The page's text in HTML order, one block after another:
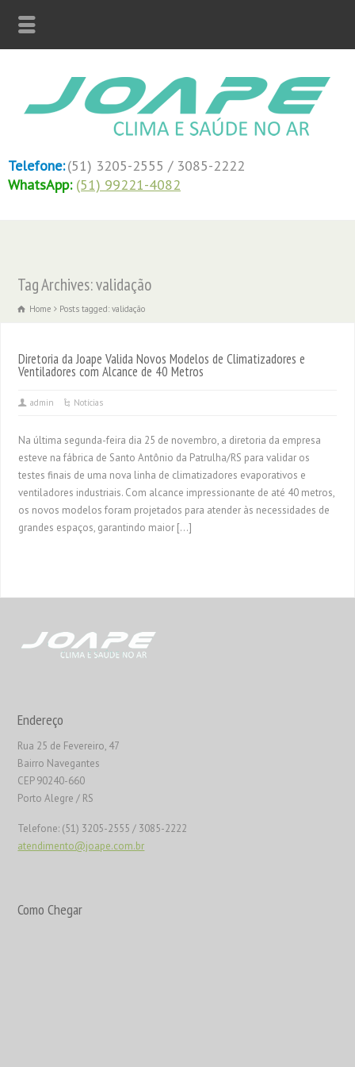
Telefone:(51) 3205-2555 / 3085-2222
WhatsApp: (51) 99221-4082
Tag Archives: validação
Home Posts tagged: validação
Diretoria da Joape Valida Novos Modelos de Climatizadores e
Ventiladores com Alcance de 40 Metros
admin Notícias
Na última segunda-feira dia 25 de novembro, a diretoria da empresa
esteve na fábrica de Santo Antônio da Patrulha/RS para validar os
testes finais de uma nova linha de climatizadores evaporativos e
ventiladores industriais. Com alcance impressionante de até 40 metros,
os novos modelos foram projetados para atender às necessidades de
grandes espaços, garantindo maior […]
Endereço
Rua 25 de Fevereiro, 47
Bairro Navegantes
CEP 90240-660
Porto Alegre / RS
Telefone: (51) 3205-2555 / 3085-2222
atendimento@joape.com.br
Como Chegar